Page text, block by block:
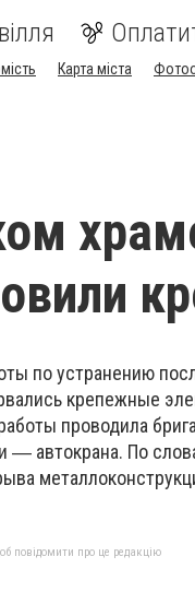
Карта міста
по устранению
крепежные
проводила
― автокрана. По
повідомити про це редакцію